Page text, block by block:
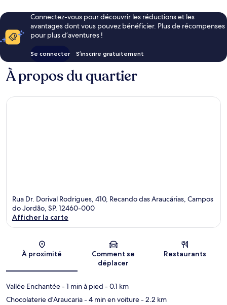
Connectez-vous pour découvrir les réductions et les
avantages dont vous pouvez bénéficier. Plus de récompenses
pour plus d’aventures !
Se connecter S’inscrire gratuitement
À propos du quartier
Rua Dr. Dorival Rodrigues, 410, Recando das Araucárias, Campos
do Jordão, SP, 12460-000
Afficher la carte
À proximité
Comment se
déplacer
Restaurants
Vallée Enchantée- 1 min à pied - 0.1 km
Chocolaterie d'Araucaria- 4 min en voiture- 2.2 km